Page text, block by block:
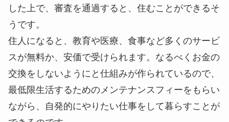
した上で、審査を通過すると、住むことができるそ
うです。
住人になると、教育や医療、食事など多くのサービ
スが無料か、安価で受けられます。なるべくお金の
交換をしないようにと仕組みが作られているので、
最低限生活するためのメンテナンスフィーをもらい
ながら、自発的にやりたい仕事をして暮らすことが